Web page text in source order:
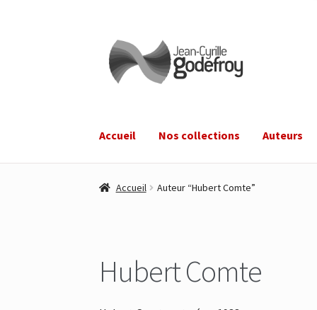
Aller
Aller
au
contenu
Accueil Nos collections Auteurs
Accueil Auteur “Hubert Comte”
Hubert Comte